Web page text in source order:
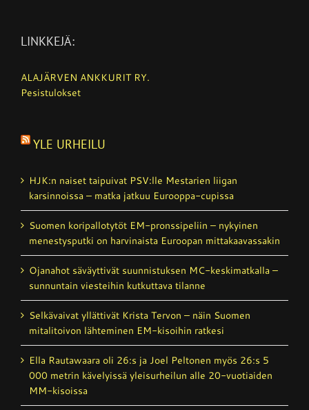
LINKKEJÄ:
ALAJÄRVEN ANKKURIT RY.
Pesistulokset
YLE URHEILU
HJK:n naiset taipuivat PSV:lle Mestarien liigan
karsinnoissa – matka jatkuu Eurooppa-cupissa
Suomen koripallotytöt EM-pronssipeliin – nykyinen
menestysputki on harvinaista Euroopan mittakaavassakin
Ojanahot säväyttivät suunnistuksen MC-keskimatkalla –
sunnuntain viesteihin kutkuttava tilanne
Selkävaivat yllättivät Krista Tervon – näin Suomen
mitalitoivon lähteminen EM-kisoihin ratkesi
Ella Rautawaara oli 26:s ja Joel Peltonen myös 26:s 5
000 metrin kävelyissä yleisurheilun alle 20-vuotiaiden
MM-kisoissa